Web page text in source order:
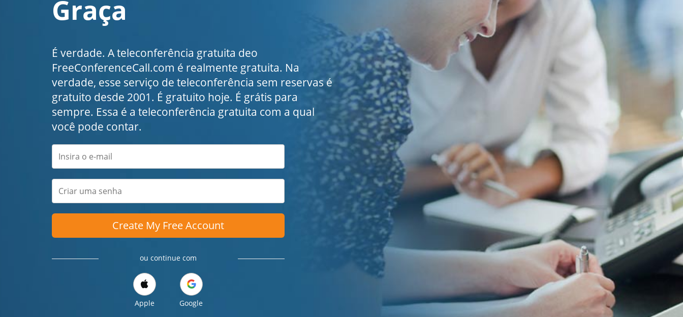
Graça
É verdade. A teleconferência gratuita deo
FreeConferenceCall.com é realmente gratuita. Na
verdade, esse serviço de teleconferência sem reservas é
gratuito desde 2001. É gratuito hoje. É grátis para
sempre. Essa é a teleconferência gratuita com a qual
você pode contar.
Create My Free Account
ou continue com
Apple Google